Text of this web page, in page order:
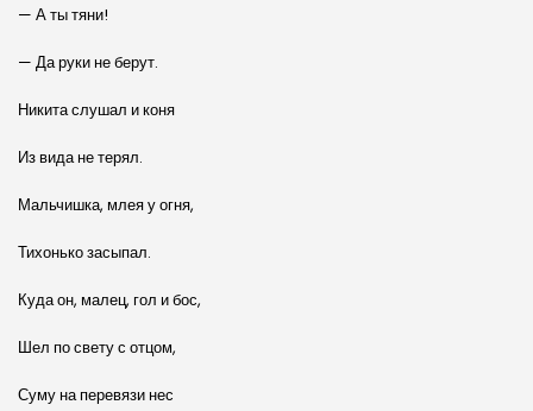
— А ты тяни!
— Да руки не берут.
Никита слушал и коня
Из вида не терял.
Мальчишка, млея у огня,
Тихонько засыпал.
Куда он, малец, гол и бос,
Шел по свету с отцом,
Суму на перевязи нес